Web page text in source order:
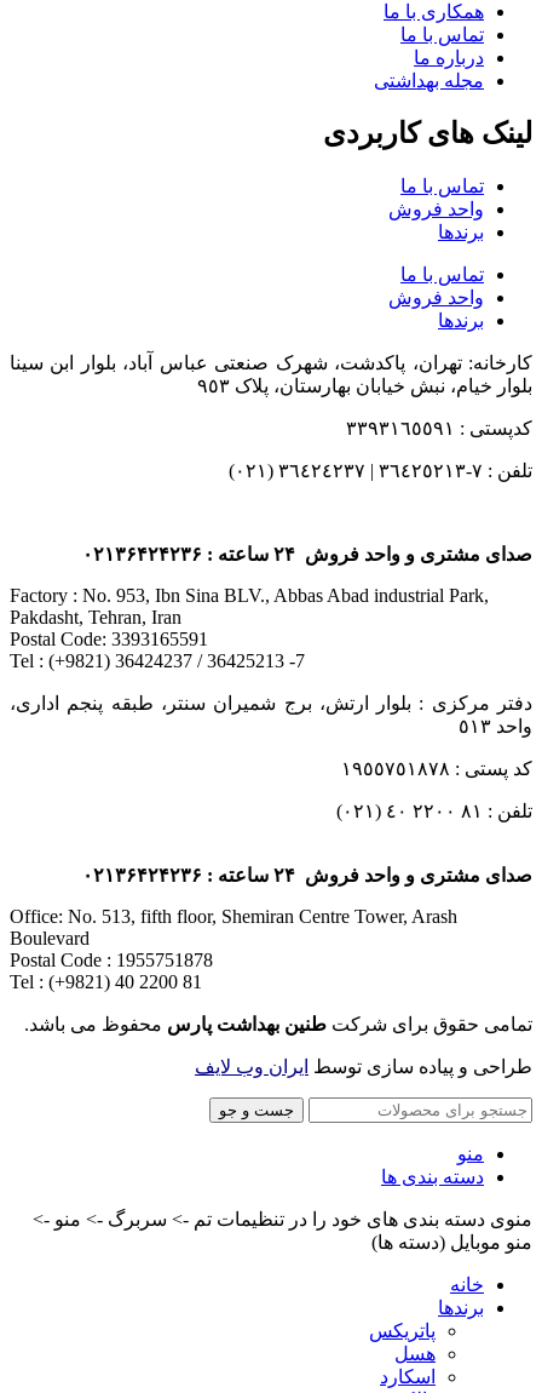
همکاری با ما
تماس با ما
درباره ما
مجله بهداشتی
لینک های کاربردی
تماس با ما
واحد فروش
برندها
تماس با ما
واحد فروش
برندها
کارخانه: تهران، پاکدشت، شهرک صنعتی عباس آباد، بلوار ابن سینا
بلوار خیام، نبش خیابان بهارستان، پلاک ٩٥٣
کدپستی : ٣٣٩٣١٦٥٥٩١
تلفن : ٧-٣٦٤٢٥٢١٣ | ٣٦٤٢٤٢٣٧ (٠٢١)
صدای مشتری و واحد فروش ۲۴ ساعته : ۰۲۱۳۶۴۲۴۲۳۶
Factory : No. 953, Ibn Sina BLV., Abbas Abad industrial Park,
Pakdasht, Tehran, Iran
Postal Code: 3393165591
Tel : (+9821) 36424237 / 36425213 -7
دفتر مرکزی : بلوار ارتش، برج شمیران سنتر، طبقه پنجم اداری،
واحد ٥١٣
کد پستی : ١٩٥٥٧٥١٨٧٨
تلفن : ٨١ ٢٢٠٠ ٤٠ (٠٢١)
صدای مشتری و واحد فروش ۲۴ ساعته : ۰۲۱۳۶۴۲۴۲۳۶
Office: No. 513, fifth floor, Shemiran Centre Tower, Arash
Boulevard
Postal Code : 1955751878
Tel : (+9821) 40 2200 81
تمامی حقوق برای شرکت طنین بهداشت پارس محفوظ می باشد.
طراحی و پیاده سازی توسط ایران وب لایف
جست و جو
منو
دسته بندی ها
منوی دسته بندی های خود را در تنظیمات تم -> سربرگ -> منو ->
منو موبایل (دسته ها)
خانه
برندها
پاتریکس
هسل
اسکارد